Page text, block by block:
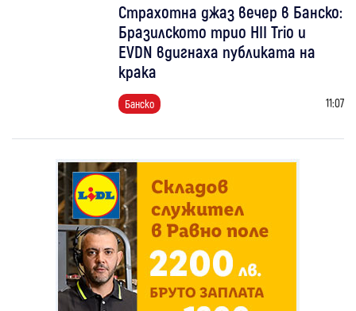
Страхотна джаз вечер в Банско:
Бразилското трио HII Trio и
EVDN вдигнаха публиката на
крака
Банско 11:07